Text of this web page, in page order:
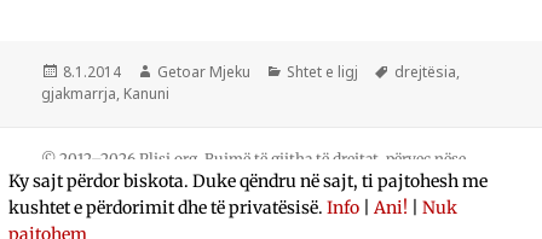
Postuar
më
8.1.2014 Autor
Getoar Mjeku Kategori
Shtet e ligj Etiketa
drejtësia,
gjakmarrja, Kanuni
© 2012–2026 Plisi.org. Rujmë të gjitha të drejtat, përveç nëse
cekim ndryshe.
Për ne •Kushtet e përdorimit dhe privatësisë•Punu me
WordPress
Ky sajt përdor biskota. Duke qëndru në sajt, ti pajtohesh me
kushtet e përdorimit dhe të privatësisë. Info Ani!
Nuk
pajtohem